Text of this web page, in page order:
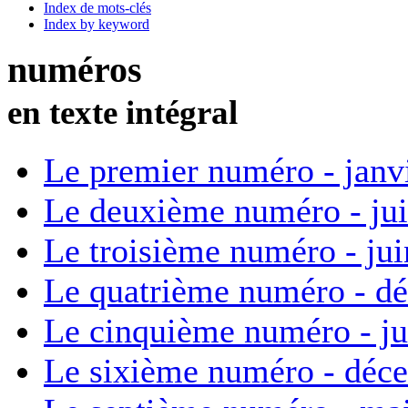
Index de mots-clés
Index by keyword
numéros
en texte intégral
Le premier numéro -
Le deuxième numéro -
Le troisième numéro -
Le quatrième numéro -
Le cinquième numéro -
Le sixième numéro -